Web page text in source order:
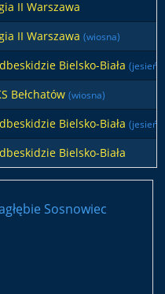
II Warszawa
II Warszawa (wiosna)
Bielsko-Biała (jesień)
Bełchatów (wiosna)
Bielsko-Biała (jesień)
Bielsko-Biała
Sosnowiec